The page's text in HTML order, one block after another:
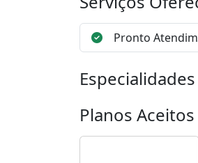
Pronto
Especialidades
Planos Aceitos